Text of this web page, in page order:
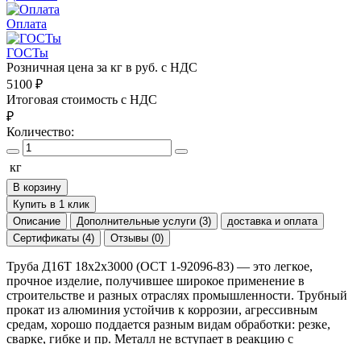
Оплата
ГОСТы
Розничная цена за кг в руб. с НДС
5100 ₽
Итоговая стоимость с НДС
₽
Количество:
кг
В корзину
Купить в 1 клик
Описание
Дополнительные услуги (3)
доставка и оплата
Сертификаты (4)
Отзывы (0)
Труба Д16Т 18х2х3000 (ОСТ 1-92096-83) — это легкое,
прочное изделие, получившее широкое применение в
строительстве и разных отраслях промышленности. Трубный
прокат из алюминия устойчив к коррозии, агрессивным
средам, хорошо поддается разным видам обработки: резке,
сварке, гибке и пр. Металл не вступает в реакцию с